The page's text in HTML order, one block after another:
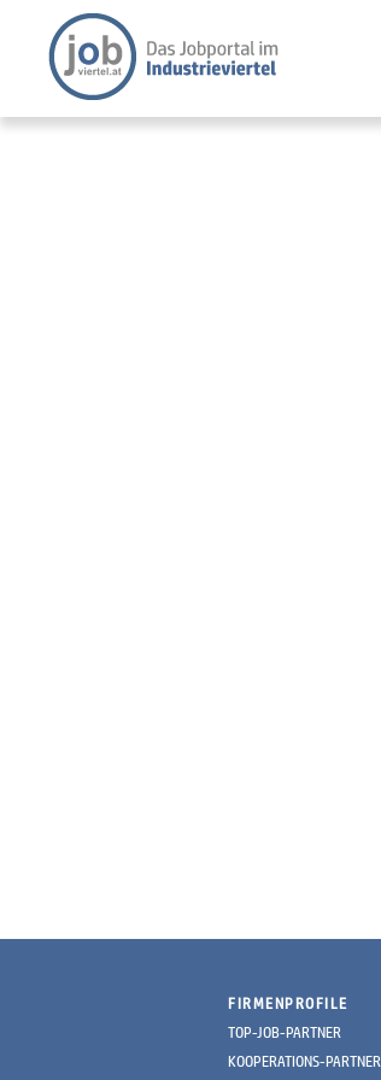
FIRMENPROFILE
TOP-JOB-PARTNER
KOOPERATIONS-PARTNER